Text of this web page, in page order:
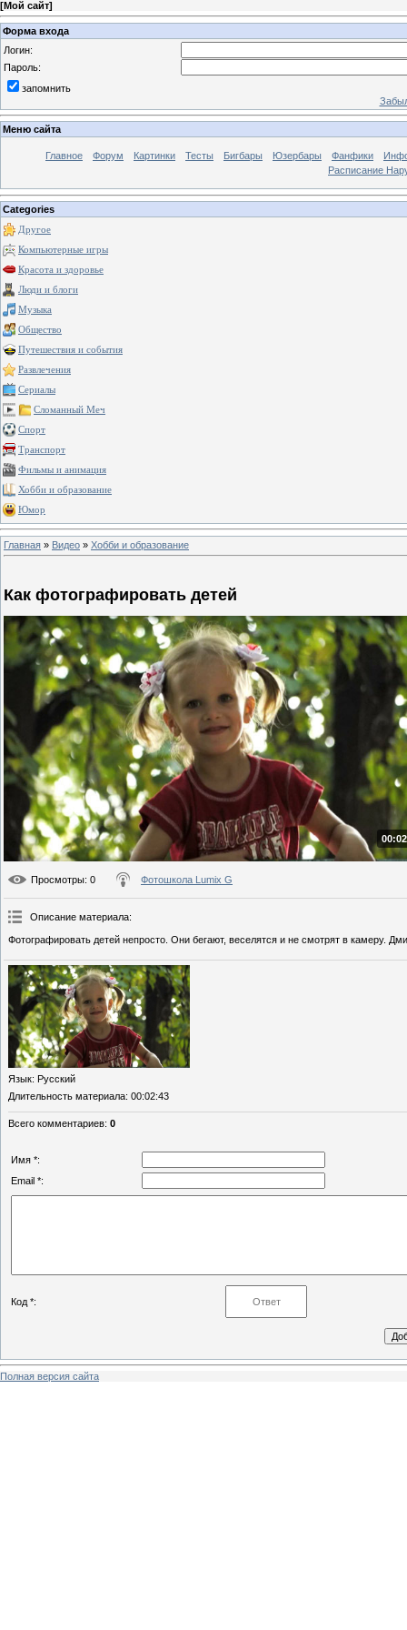
[Мой сайт]
Форма входа
Логин:
Пароль:
запомнить
Меню сайта
Главное Форум Картинки Тесты Бигбары Юзербары Фанфики
Расписание
Categories
Другое
Компьютерные игры
Красота и здоровье
Люди и блоги
Музыка
Общество
Путешествия и события
Развлечения
Сериалы
Сломанный Меч
Спорт
Транспорт
Фильмы и анимация
Хобби и образование
Юмор
Главная » Видео » Хобби и образование
Как фотографировать детей
Просмотры: 0 Фотошкола Lumix G
Описание материала:
Фотографировать детей непросто. Они бегают, веселятся и не смотрят в камеру.
Язык: Русский
Длительность материала: 00:02:43
Всего комментариев: 0
Имя *:
Email *:
Код *:
Полная версия сайта